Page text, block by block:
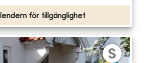
för tillgänglighet